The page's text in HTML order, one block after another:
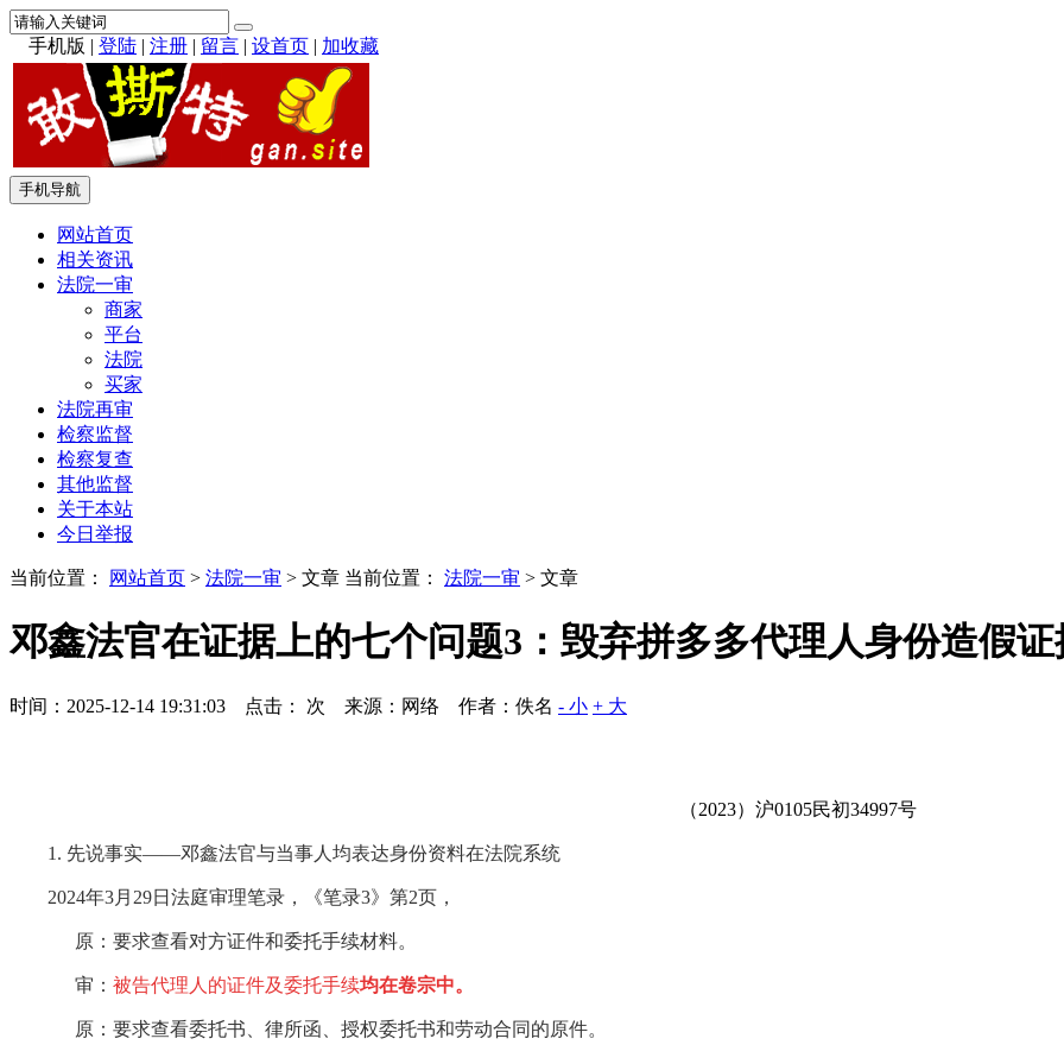
手机版 | 登陆 | 注册 | 留言 | 设首页 | 加收藏
手机导航
网站首页
相关资讯
法院一审
商家
平台
法院
买家
法院再审
检察监督
检察复查
其他监督
关于本站
今日举报
当前位置： 网站首页 > 法院一审 > 文章 当前位置： 法院一审 > 文章
邓鑫法官在证据上的七个问题3：毁弃拼多多代理人身份造假证
时间：2025-12-14 19:31:03 点击： 次 来源：网络 作者：佚名 - 小 + 大
（2023）沪0105民初34997号
1. 先说事实——邓鑫法官与当事人均表达身份资料在法院系统
2024年3月 29日法庭审理笔录，《笔录3》第2页，
原：要求查看对方证件和委托手续材料。
审：被告代理人的证件及委托手续均在卷宗中。
原：要求查看委托书、律所函、授权委托书和劳动合同的原件。